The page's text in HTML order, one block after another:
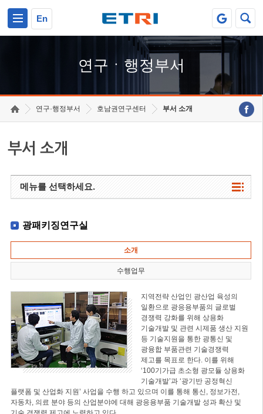
En
연구ㆍ행정부서
연구·행정부서 호남권연구센터 부서 소개
부서 소개
메뉴를 선택하세요.
광패키징연구실
소개
수행업무
지역전략 산업인 광산업 육성의
일환으로 광응용부품의 글로벌
경쟁력 강화를 위해 상용화
기술개발 및 관련 시제품 생산 지원
등 기술지원을 통한 광통신 및
광융합 부품관련 기술경쟁력
제고를 목표로 한다. 이를 위해
‘100기가급 초소형 광모듈 상용화
기술개발’과 ‘광기반 공정혁신
플랫폼 및 산업화 지원’ 사업을 수행 하고 있으며 이를 통해 통신, 정보가전,
자동차, 의료 분야 등의 산업분야에 대해 광응용부품 기술개발 성과 확산 및